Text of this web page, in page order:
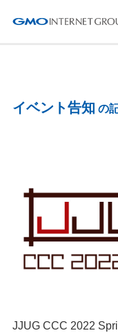
イベント告知 の
JJUG CCC 2022